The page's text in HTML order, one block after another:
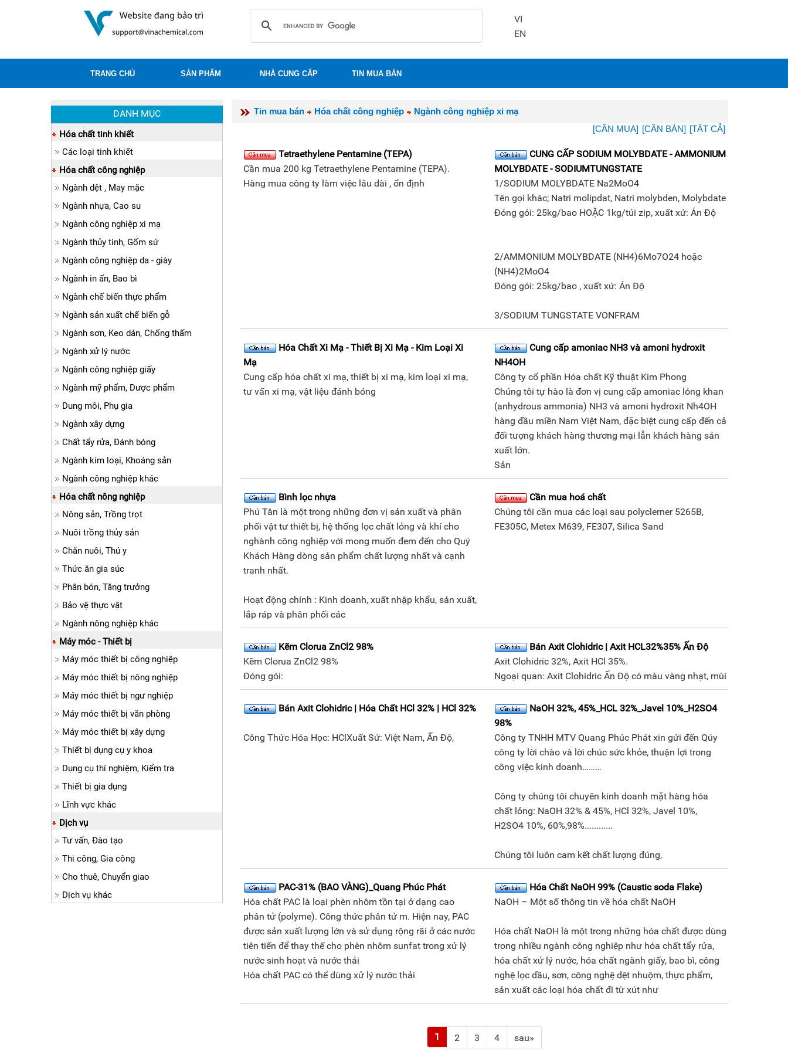
VI
EN
TRANG CHỦ SẢN PHẨM NHÀ CUNG CẤP TIN MUA BÁN
Tin mua bán Hóa chất công nghiệp
Ngành công nghiệp xi mạ
[CẦN MUA] [CẦN BÁN] [TẤT CẢ]
Tetraethylene Pentamine (TEPA)
Cần mua 200 kg Tetraethylene Pentamine (TEPA).
Hàng mua công ty làm việc lâu dài , ổn định
CUNG CẤP SODIUM MOLYBDATE - AMMONIUM
MOLYBDATE - SODIUMTUNGSTATE
1/SODIUM MOLYBDATE Na2MoO4
Tên gọi khác; Natri molipdat, Natri molybden, Molybdate
Đóng gói: 25kg/bao HOẶC 1kg/túi zip, xuất xứ: Án Độ
2/AMMONIUM MOLYBDATE (NH4)6Mo7O24 hoặc
(NH4)2MoO4
Đóng gói: 25kg/bao , xuất xứ: Án Độ
3/SODIUM TUNGSTATE VONFRAM
Hóa Chất Xi Mạ - Thiết Bị Xi Mạ - Kim Loại Xi
Mạ
Cung cấp hóa chất xi mạ, thiết bị xi mạ, kim loại xi mạ,
tư vấn xi mạ, vật liệu đánh bóng
Cung cấp amoniac NH3 và amoni hydroxit
NH4OH
Công ty cổ phần Hóa chất Kỹ thuật Kim Phong
Chúng tôi tự hào là đơn vị cung cấp amoniac lỏng khan
(anhydrous ammonia) NH3 và amoni hydroxit Nh4OH
hàng đầu miền Nam Việt Nam, đặc biệt cung cấp đến cả
đối tượng khách hàng thương mại lẫn khách hàng sản
xuất lớn.
Sản
Bình lọc nhựa
Phú Tân là một trong những đơn vị sản xuất và phân
phối vật tư thiết bị, hệ thống lọc chất lỏng và khí cho
nghành công nghiệp với mong muốn đem đến cho Quý
Khách Hàng dòng sản phẩm chất lượng nhất và cạnh
tranh nhất.
Hoạt động chính : Kinh doanh, xuất nhập khẩu, sản xuất,
lắp ráp và phân phối các
Cần mua hoá chất
Chúng tôi cần mua các loại sau polyclerner 5265B,
FE305C, Metex M639, FE307, Silica Sand
Kẽm Clorua ZnCl2 98%
Kẽm Clorua ZnCl2 98%
Đóng gói:
Bán Axit Clohidric | Axit HCL32%35% Ấn Độ
Axit Clohidric 32%, Axit HCl 35%.
Ngoại quan: Axit Clohidric Ấn Độ có màu vàng nhạt, mùi
Bán Axit Clohidric | Hóa Chất HCl 32% | HCl 32%
Công Thức Hóa Học: HClXuất Sứ: Việt Nam, Ấn Độ,
NaOH 32%, 45%_HCL 32%_Javel 10%_H2SO4
98%
Công ty TNHH MTV Quang Phúc Phát xin gửi đến Qúy
công ty lời chào và lời chúc sức khỏe, thuận lợi trong
công việc kinh doanh………
Công ty chúng tôi chuyên kinh doanh mặt hàng hóa
chất lỏng: NaOH 32% & 45%, HCl 32%, Javel 10%,
H2SO4 10%, 60%,98%............
Chúng tôi luôn cam kết chất lượng đúng,
PAC-31% (BAO VÀNG)_Quang Phúc Phát
Hóa chất PAC là loại phèn nhôm tồn tại ở dạng cao
phân tử (polyme). Công thức phân tử m. Hiện nay, PAC
được sản xuất lượng lớn và sử dụng rộng rãi ở các nước
tiên tiến để thay thế cho phèn nhôm sunfat trong xử lý
nước sinh hoạt và nước thải
Hóa chất PAC có thể dùng xử lý nước thải
Hóa Chất NaOH 99% (Caustic soda Flake)
NaOH – Một số thông tin về hóa chất NaOH
Hóa chất NaOH là một trong những hóa chất được dùng
trong nhiều ngành công nghiệp như hóa chất tẩy rửa,
hóa chất xử lý nước, hóa chất ngành giấy, bao bì, công
nghệ lọc dầu, sơn, công nghệ dệt nhuộm, thực phẩm,
sản xuất các loại hóa chất đi từ xút như
1 2 3 4 sau»
DANH MỤC
Hóa chất tinh khiết
Các loại tinh khiết
Hóa chất công nghiệp
Ngành dệt , May mặc
Ngành nhựa, Cao su
Ngành công nghiệp xi mạ
Ngành thủy tinh, Gốm sứ
Ngành công nghiệp da - giày
Ngành in ấn, Bao bì
Ngành chế biến thực phẩm
Ngành sản xuất chế biến gỗ
Ngành sơn, Keo dán, Chống thấm
Ngành xử lý nước
Ngành công nghiệp giấy
Ngành mỹ phẩm, Dược phẩm
Dung môi, Phụ gia
Ngành xây dựng
Chất tẩy rửa, Đánh bóng
Ngành kim loại, Khoáng sản
Ngành công nghiệp khác
Hóa chất nông nghiệp
Nông sản, Trồng trọt
Nuôi trồng thủy sản
Chăn nuôi, Thú y
Thức ăn gia súc
Phân bón, Tăng trưởng
Bảo vệ thực vật
Ngành nông nghiệp khác
Máy móc - Thiết bị
Máy móc thiết bị công nghiệp
Máy móc thiết bị nông nghiệp
Máy móc thiết bị ngư nghiệp
Máy móc thiết bị văn phòng
Máy móc thiết bị xây dựng
Thiết bị dụng cụ y khoa
Dụng cụ thí nghiệm, Kiểm tra
Thiết bị gia dụng
Lĩnh vực khác
Dịch vụ
Tư vấn, Đào tạo
Thi công, Gia công
Cho thuê, Chuyển giao
Dịch vụ khác